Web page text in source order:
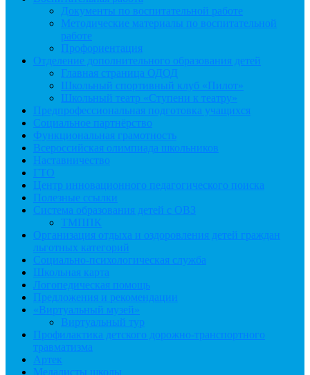
Документы по воспитательной работе
Методические материалы по воспитательной
работе
Профориентация
Отделение дополнительного образования детей
Главная страница ОДОД
Школьный спортивный клуб «Пилот»
Школьный театр «Ступени к театру»
Предпрофессиональная подготовка учащихся
Социальное партнёрство
Функциональная грамотность
Всероссийская олимпиада школьников
Наставничество
ГТО
Центр инновационного педагогического поиска
Полезные ссылки
Система образования детей с ОВЗ
ТМППК
Организация отдыха и оздоровления детей граждан
льготных категорий
Социально-психологическая служба
Школьная карта
Логопедическая помощь
Предложения и рекомендации
«Виртуальный музей»
Виртуальный тур
Профилактика детского дорожно-транспортного
травматизма
Артек
Медалисты школы